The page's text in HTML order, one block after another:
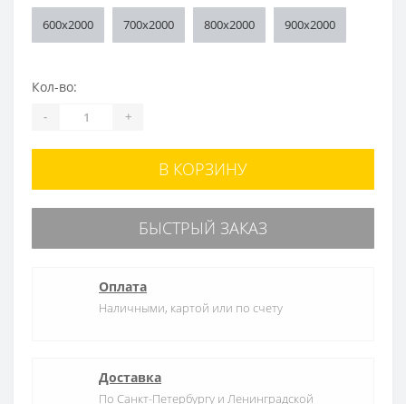
600x2000 700x2000 800x2000 900x2000
Кол-во:
- +
В КОРЗИНУ
БЫСТРЫЙ ЗАКАЗ
Оплата
Наличными, картой или по счету
Доставка
По Санкт-Петербургу и Ленинградской